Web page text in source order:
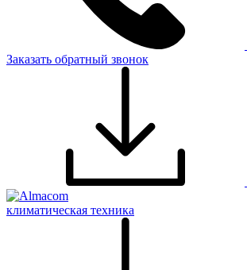
Заказать обратный звонок
климатическая техника